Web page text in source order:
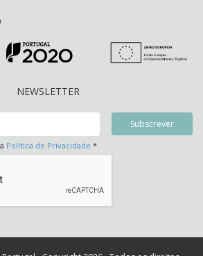
NEWSLETTER
Política de Privacidade *